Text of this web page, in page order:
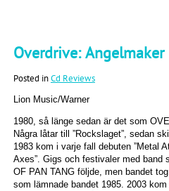
Overdrive: Angelmaker
Posted inCd Reviews
Lion Music/Warner
1980, så länge sedan är det som
Några låtar till ”Rockslaget”, sedan
1983 kom i varje fall debuten ”Metal
Axes”. Gigs och festivaler med band
OF PAN TANG följde, men bandet
som lämnade bandet 1985. 2003